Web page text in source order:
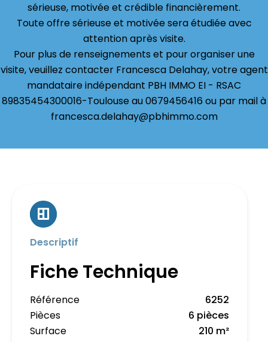
sérieuse, motivée et crédible financièrement.
Toute offre sérieuse et motivée sera étudiée avec
attention après visite.
Pour plus de renseignements et pour organiser une
visite, veuillez contacter Francesca Delahay, votre agent
mandataire indépendant PBH IMMO EI - RSAC
89835454300016-Toulouse au 0679456416 ou par mail à
francesca.delahay@pbhimmo.com
Descriptif
Fiche Technique
Référence
6252
Pièces
6 pièces
Surface
210 m²